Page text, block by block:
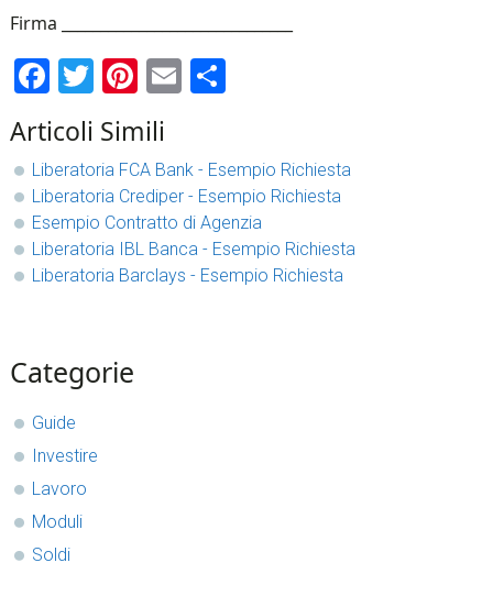
Firma ______________________________
Facebook
Twitter
Pinterest
EmailCondividi
Articoli Simili
Liberatoria FCA Bank - Esempio Richiesta
Liberatoria Crediper - Esempio Richiesta
Esempio Contratto di Agenzia
Liberatoria IBL Banca - Esempio Richiesta
Liberatoria Barclays - Esempio Richiesta
sidebar
Blog
Categorie
Guide
Investire
Lavoro
Moduli
Soldi